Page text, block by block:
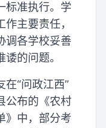
标准执行。学
主要责任，
调各学校妥善
的问题。
“问政江西”
公布的《农村
》中，部分考